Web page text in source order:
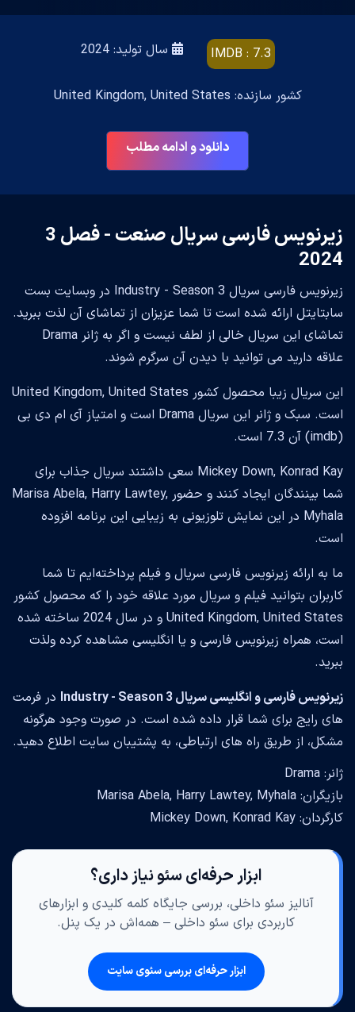
IMDB : 7.3 سال تولید: 2024
کشور سازنده: United Kingdom, United States
دانلود و ادامه مطلب
زیرنویس فارسی سریال صنعت - فصل 3
2024
زیرنویس فارسی سریال Industry - Season 3 در وبسایت بست
سابتایتل ارائه شده است تا شما عزیزان از تماشای آن لذت ببرید.
تماشای این سریال خالی از لطف نیست و اگر به ژانر Drama
علاقه دارید می توانید با دیدن آن سرگرم شوند.
این سریال زیبا محصول کشور United Kingdom, United States
است. سبک و ژانر این سریال Drama است و امتیاز آی ام دی بی
(imdb) آن 7.3 است.
Mickey Down, Konrad Kay سعی داشتند سریال جذاب برای
شما بینندگان ایجاد کنند و حضور Marisa Abela, Harry Lawtey,
Myhala در این نمایش تلوزیونی به زیبایی این برنامه افزوده
است.
ما به ارائه زیرنویس فارسی سریال و فیلم پرداخته‌ایم تا شما
کاربران بتوانید فیلم و سریال مورد علاقه خود را که محصول کشور
United Kingdom, United States و در سال 2024 ساخته شده
است، همراه زیرنویس فارسی و یا انگلیسی مشاهده کرده ولذت
ببرید.
زیرنویس فارسی و انگلیسی سریال Industry - Season 3
در فرمت
های رایج برای شما قرار داده شده است. در صورت وجود هرگونه
مشکل، از طریق راه های ارتباطی، به پشتیبان سایت اطلاع دهید.
ژانر: Drama
بازیگران: Marisa Abela, Harry Lawtey, Myhala
کارگردان: Mickey Down, Konrad Kay
ابزار حرفه‌ای سئو نیاز داری؟
آنالیز سئو داخلی، بررسی جایگاه کلمه کلیدی و ابزارهای
کاربردی برای سئو داخلی – همه‌اش در یک پنل.
ابزار حرفه‌ای بررسی سئوی سایت